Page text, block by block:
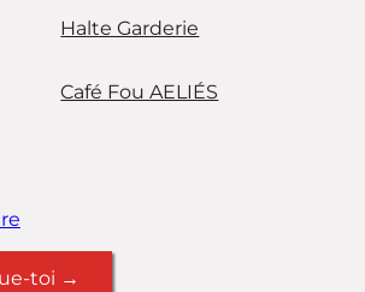
Halte Garderie
Café Fou AELIÉS
toi →